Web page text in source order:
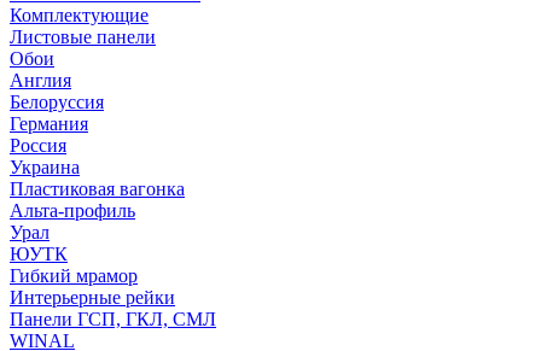
Комплектующие
Листовые панели
Обои
Англия
Белоруссия
Германия
Россия
Украина
Пластиковая вагонка
Альта-профиль
Урал
ЮУТК
Гибкий мрамор
Интерьерные рейки
Панели ГСП, ГКЛ, СМЛ
WINAL